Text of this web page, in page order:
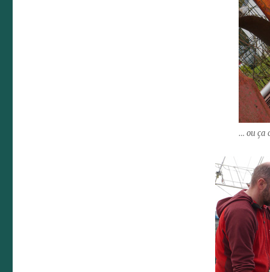
… ou ça